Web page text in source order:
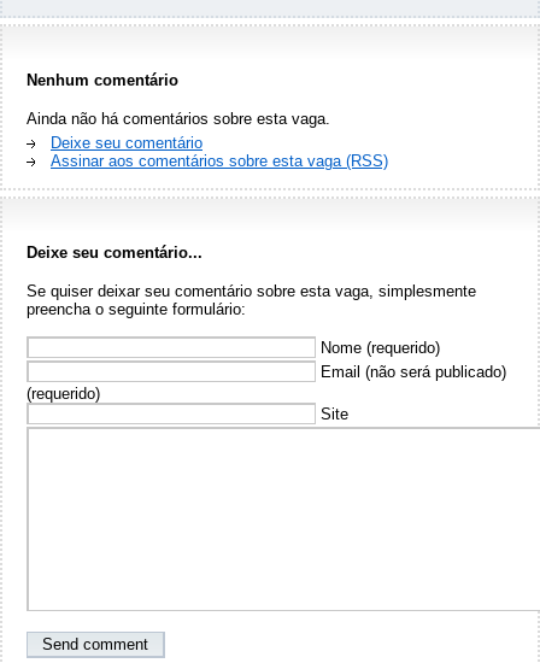
Nenhum comentário
Ainda não há comentários sobre esta vaga.
Deixe seu comentário
Assinar aos comentários sobre esta vaga (RSS)
Deixe seu comentário...
Se quiser deixar seu comentário sobre esta vaga, simplesmente
preencha o seguinte formulário:
Nome (requerido)
Email (não será publicado)
(requerido)
Site